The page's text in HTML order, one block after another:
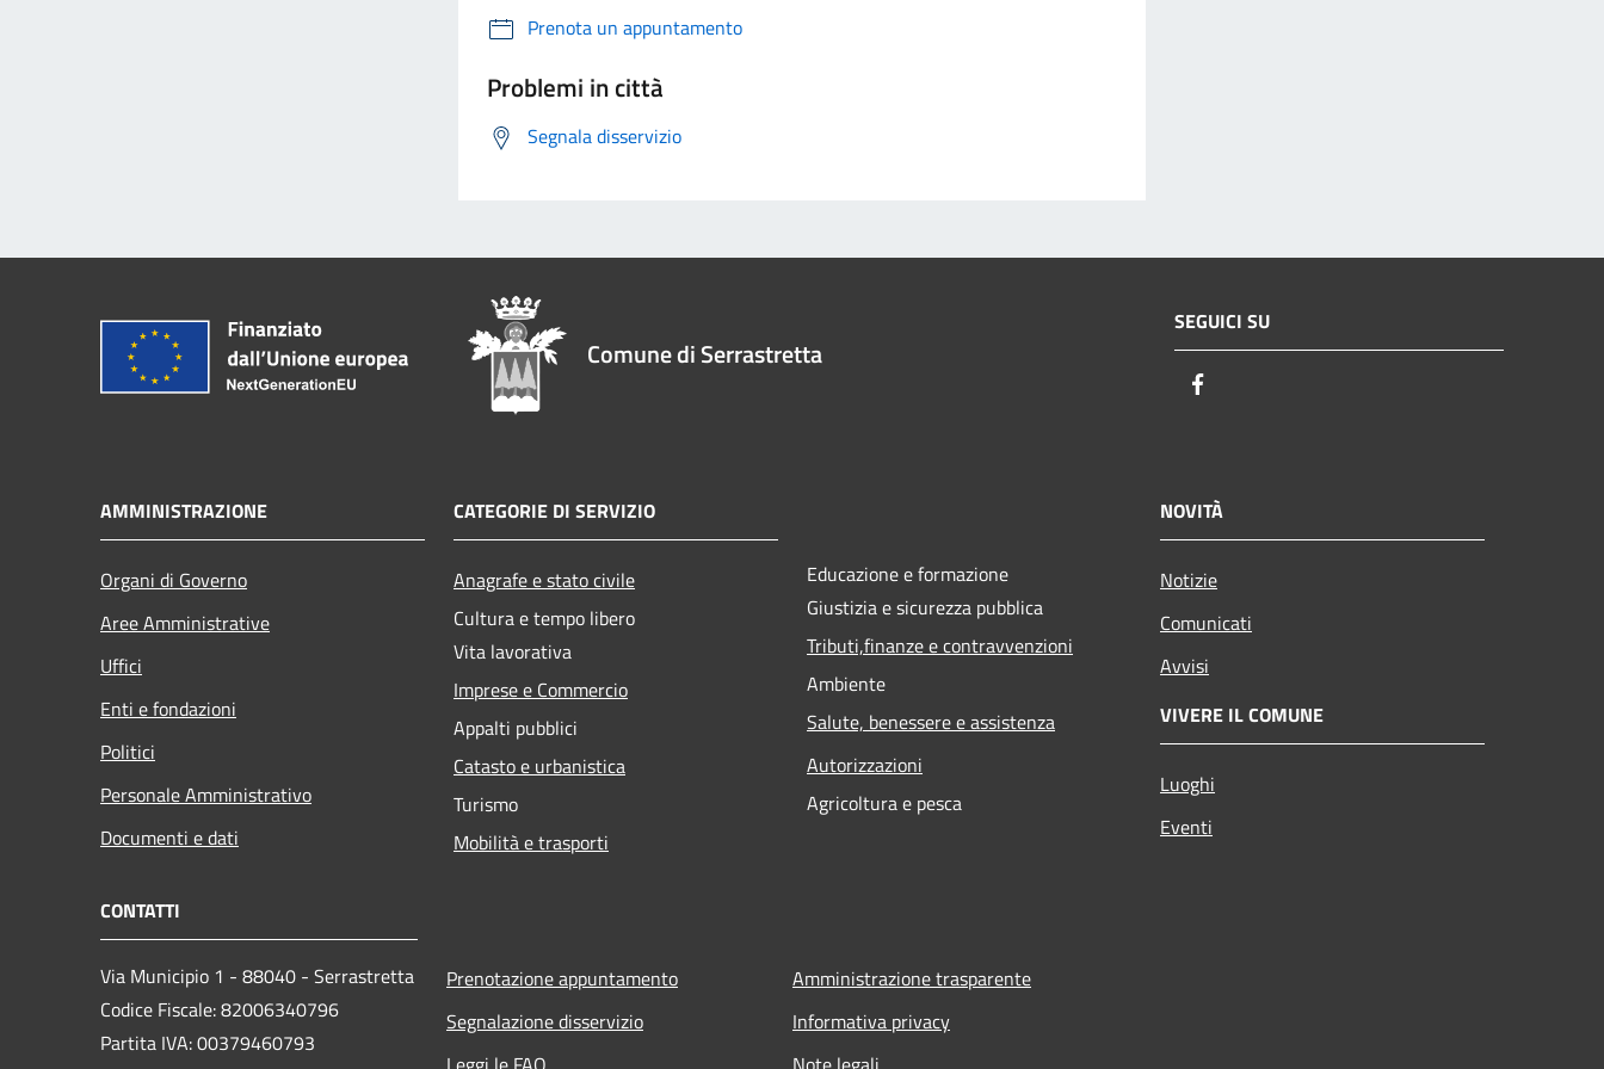
Prenota un appuntamento
Problemi in città
Segnala disservizio
Comune di Serrastretta
SEGUICI SU
AMMINISTRAZIONE
Organi di Governo
Aree Amministrative
Uffici
Enti e fondazioni
Politici
Personale Amministrativo
Documenti e dati
CATEGORIE DI SERVIZIO
Anagrafe e stato civile
Cultura e tempo libero
Vita lavorativa
Imprese e Commercio
Appalti pubblici
Catasto e urbanistica
Turismo
Mobilità e trasporti
Educazione e formazione
Giustizia e sicurezza pubblica
Tributi,finanze e contravvenzioni
Ambiente
Salute, benessere e assistenza
Autorizzazioni
Agricoltura e pesca
NOVITÀ
Notizie
Comunicati
Avvisi
VIVERE IL COMUNE
Luoghi
Eventi
CONTATTI
Via Municipio 1 - 88040 - Serrastretta
Codice Fiscale: 82006340796
Partita IVA: 00379460793
Prenotazione appuntamento
Segnalazione disservizio
Amministrazione trasparente
Informativa privacy